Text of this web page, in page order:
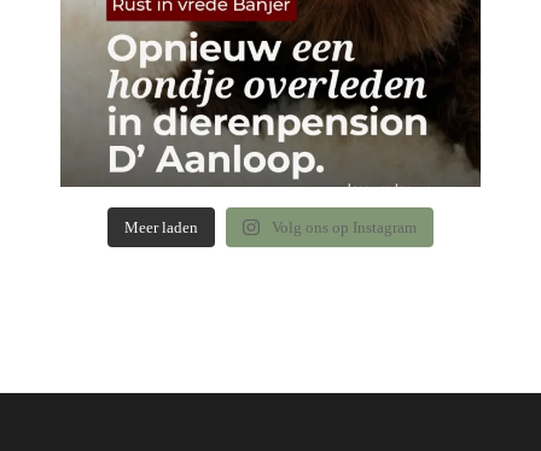
Meer laden Volg ons op Instagram